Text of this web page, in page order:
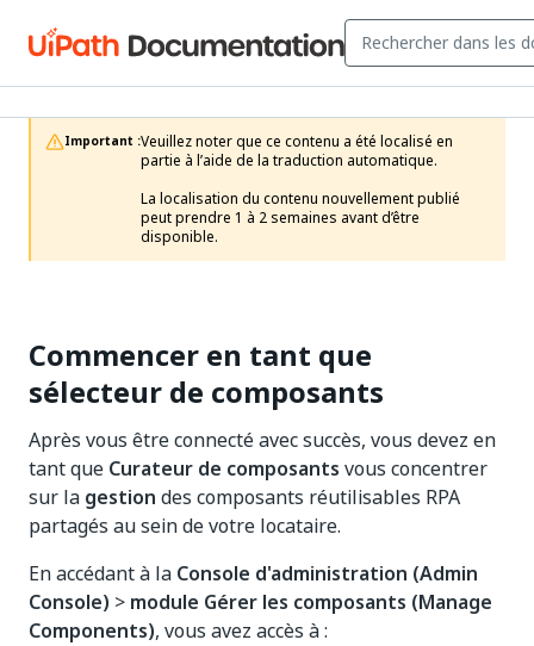
Important :Veuillez noter que ce contenu a été localisé en
partie à l’aide de la traduction automatique.
La localisation du contenu nouvellement publié
peut prendre 1 à 2 semaines avant d’être
disponible.
Commencer en tant que
sélecteur de composants
Après vous être connecté avec succès, vous devez en
tant que Curateur de composants vous concentrer
sur la gestion des composants réutilisables RPA
partagés au sein de votre locataire.
En accédant à la Console d'administration (Admin
Console) > module Gérer les composants (Manage
Components), vous avez accès à :